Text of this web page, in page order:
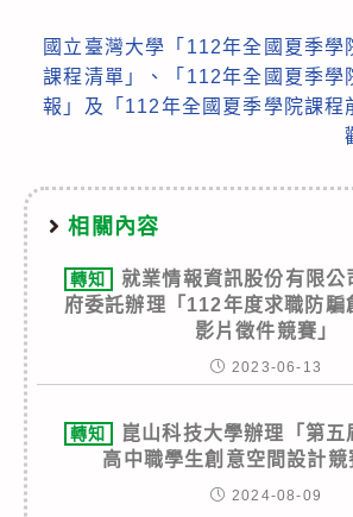
國立臺灣大學「112年全國夏季學
課程清單」、「112年全國夏季學
報」及「112年全國夏季學院課程
相關內容
轉知
就業情報資訊股份有限公
府委託辦理「112年度求職防騙
影片徵件競賽」
2023-06-13
轉知
崑山科技大學辦理「第五
高中職學生創意空間設計競
2024-08-09